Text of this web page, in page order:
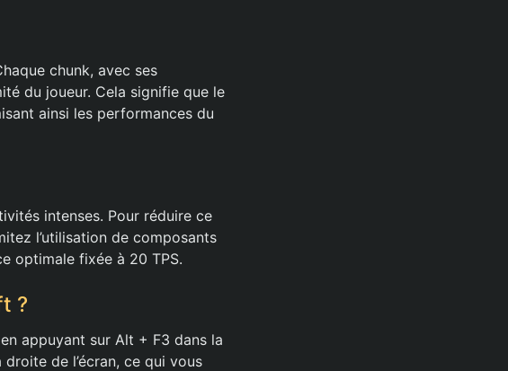
chunk, avec ses
du joueur. Cela signifie que le
ainsi les performances du
intenses. Pour réduire ce
l’utilisation de composants
optimale fixée à 20 TPS.
?
appuyant sur Alt + F3 dans la
de l’écran, ce qui vous